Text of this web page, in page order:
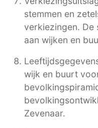
stemmen en
verkiezingen. De
aan wijken en
wijk en buurt
Zevenaar.